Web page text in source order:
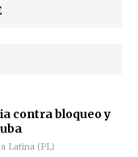
contra bloqueo y
Latina (PL)